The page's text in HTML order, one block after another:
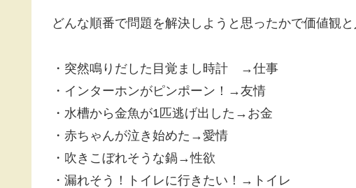
どんな順番で問題を解決しようと思ったかで価値観
・突然鳴りだした目覚まし時計 →仕事
・インターホンがピンポーン！→友情
・水槽から金魚が1匹逃げ出した→お金
・赤ちゃんが泣き始めた→愛情
・吹きこぼれそうな鍋→性欲
・漏れそう！トイレに行きたい！→トイレ